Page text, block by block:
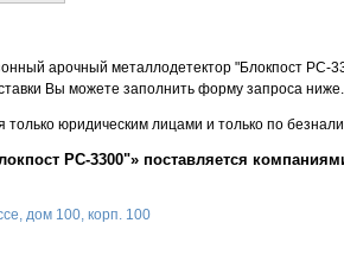
арочный металлодетектор "Блокпост PC-
Вы можете заполнить форму запроса ниже.
юридическим лицами и только по
PC-3300"» поставляется
дом 100, корп. 100